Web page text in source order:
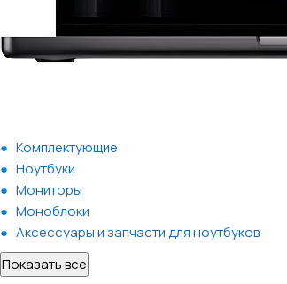
Комплектующие
Ноутбуки
Мониторы
Моноблоки
Аксессуары и запчасти для ноутбуков
Показать все